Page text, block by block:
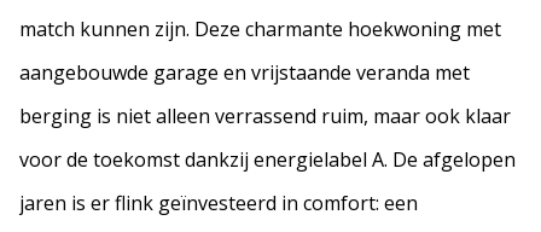
match kunnen zijn. Deze charmante hoekwoning met
aangebouwde garage en vrijstaande veranda met
berging is niet alleen verrassend ruim, maar ook klaar
voor de toekomst dankzij energielabel A. De afgelopen
jaren is er flink geïnvesteerd in comfort: een